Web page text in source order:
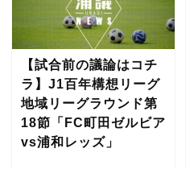
【試合前の議論はコチ
ラ】J1百年構想リーグ
地域リーグラウンド第
18節「FC町田ゼルビア
vs浦和レッズ」